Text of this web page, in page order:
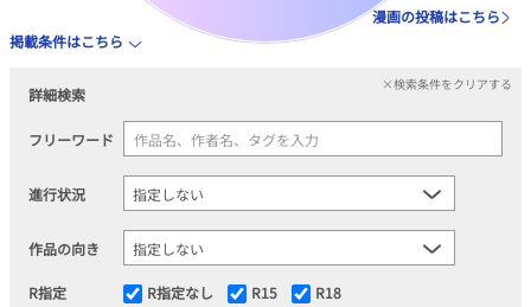
漫画の投稿はこちら
掲載条件はこちら
詳細検索
×検索条件をクリアする
フリーワード
進行状況
作品の向き
R指定 R指定なし R15 R18